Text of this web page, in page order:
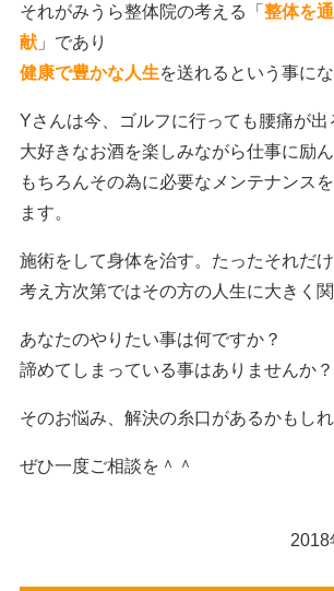
それがみうら整体院の考える「 整体を
献」であり
健康で豊かな人生を送れるという事にな
Yさんは今、ゴルフに行っても腰痛が出
大好きなお酒を楽しみながら仕事に励ん
もちろんその為に必要なメンテナンス
ます。
施術をして身体を治す。たったそれだ
考え方次第ではその方の人生に大きく関
あなたのやりたい事は何ですか？
諦めてしまっている事はありませんか？
そのお悩み、解決の糸口があるかもしれ
ぜひ一度ご相談を＾＾
2018